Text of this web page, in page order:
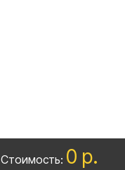
Стоимость: 0 р.